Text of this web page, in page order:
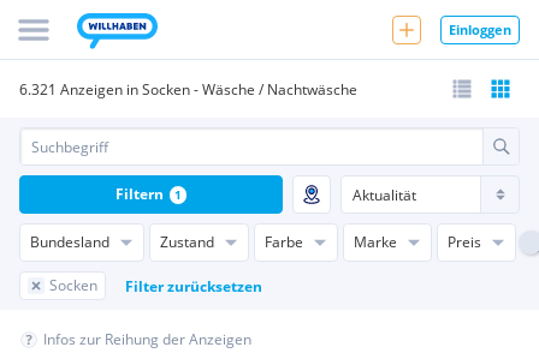
Einloggen
6.321 Anzeigen in Socken - Wäsche / Nachtwäsche
Bundesland Zustand Farbe Marke Preis
Socken Filter zurücksetzen
Filtern 1
Infos zur Reihung der Anzeigen